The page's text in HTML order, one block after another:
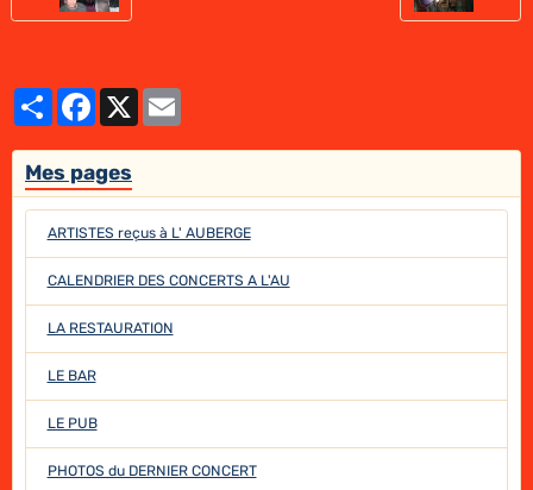
PartagerFacebook
X
Mes pages
ARTISTES reçus à L' AUBERGE
CALENDRIER DES CONCERTS A L'AU
LA RESTAURATION
LE BAR
LE PUB
PHOTOS du DERNIER CONCERT